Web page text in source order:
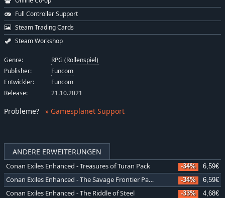
ANDERE ERWEITERUNGEN
Conan Exiles Enhanced - Treasures of Turan Pack -34% 6,59€
Conan Exiles Enhanced - The Savage Frontier Pack -34% 6,59€
Conan Exiles Enhanced - The Riddle of Steel -33% 4,68€
Full Controller Support
Steam Trading Cards
Steam Workshop
Genre:
RPG (Rollenspiel)
Publisher:
Funcom
Entwickler:
Funcom
Release:
21.10.2021
Probleme? » Gamesplanet Support